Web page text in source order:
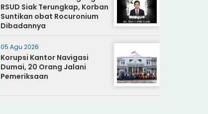
RSUD Siak Terungkap, Korban
Suntikan obat Rocuronium
Dibadannya
05 Agu 2026
Korupsi Kantor Navigasi
Dumai, 20 Orang Jalani
Pemeriksaan